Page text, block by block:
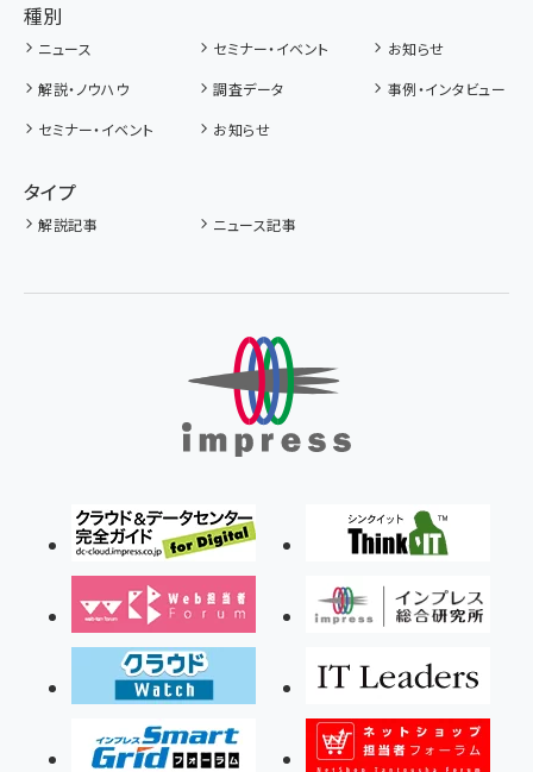
種別
ニュース セミナー・イベント
お知らせ
解説・ノウハウ
調査データ
事例・インタビュー
セミナー・イベント
お知らせ
タイプ
解説記事 ニュース記事